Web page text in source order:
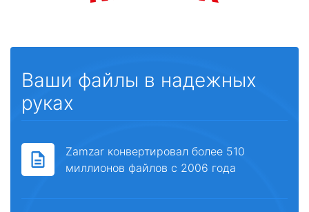
Ваши файлы в надежных
руках
Zamzar конвертировал более 510
миллионов файлов с 2006 года